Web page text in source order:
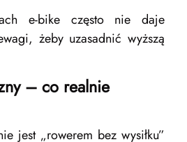
e-bike często nie daje
żeby uzasadnić wyższą
– co realnie
jest „rowerem bez wysiłku”